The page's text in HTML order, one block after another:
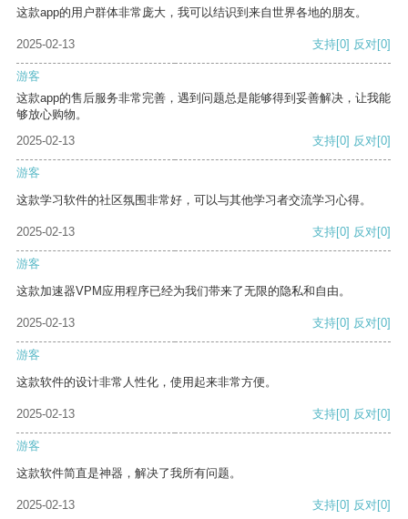
这款app的用户群体非常庞大，我可以结识到来自世界各地的朋友。
2025-02-13 支持[0] 反对[0]
游客
这款app的售后服务非常完善，遇到问题总是能够得到妥善解决，让我能
够放心购物。
2025-02-13
支持[0] 反对[0]
游客
这款学习软件的社区氛围非常好，可以与其他学习者交流学习心得。
2025-02-13 支持[0] 反对[0]
游客
这款加速器VPM应用程序已经为我们带来了无限的隐私和自由。
2025-02-13 支持[0] 反对[0]
游客
这款软件的设计非常人性化，使用起来非常方便。
2025-02-13 支持[0] 反对[0]
游客
这款软件简直是神器，解决了我所有问题。
2025-02-13 支持[0] 反对[0]